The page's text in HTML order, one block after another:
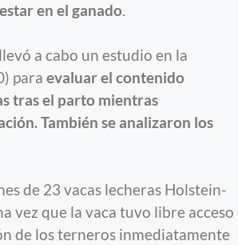
en el ganado.
a cabo un estudio en la
para evaluar el contenido
tras el parto mientras
También se analizaron los
de 23 vacas lecheras Holstein-
vez que la vaca tuvo libre acceso
de los terneros inmediatamente